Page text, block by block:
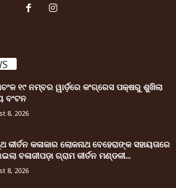
୧୯ ନମ୍ବର ୱାର୍ଡ଼ରେ କଂଗ୍ରେସ ପକ୍ଷରୁ ଶୁଖିଲା
ବଂଟନ
8, 2026
କୀର୍ତନ କଳାକାର ଲୋକନାଥ ବେହେରାଙ୍କ ସହାୟତାରେ
ବଳାଜୀପଡ଼ା ଗ୍ରାମ କୀର୍ତନ ମଣ୍ଡଳୀ...
8, 2026